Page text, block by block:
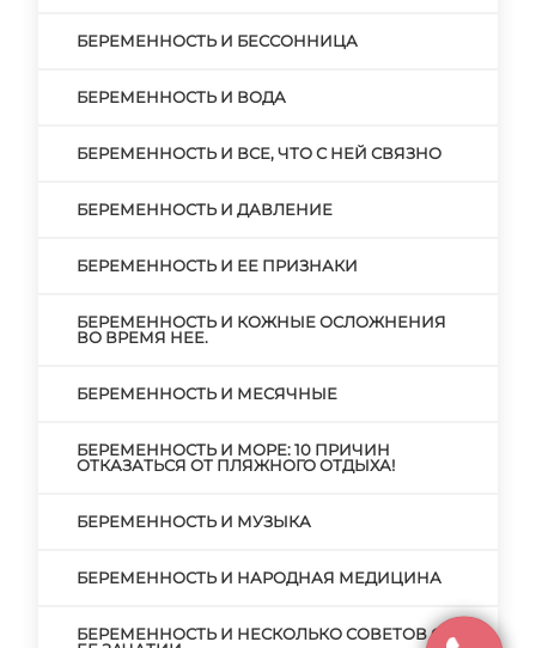
БЕРЕМЕННОСТЬ И БЕССОННИЦА
БЕРЕМЕННОСТЬ И ВОДА
БЕРЕМЕННОСТЬ И ВСЕ, ЧТО С НЕЙ СВЯЗНО
БЕРЕМЕННОСТЬ И ДАВЛЕНИЕ
БЕРЕМЕННОСТЬ И ЕЕ ПРИЗНАКИ
БЕРЕМЕННОСТЬ И КОЖНЫЕ ОСЛОЖНЕНИЯ
ВО ВРЕМЯ НЕЕ.
БЕРЕМЕННОСТЬ И МЕСЯЧНЫЕ
БЕРЕМЕННОСТЬ И МОРЕ: 10 ПРИЧИН
ОТКАЗАТЬСЯ ОТ ПЛЯЖНОГО ОТДЫХА!
БЕРЕМЕННОСТЬ И МУЗЫКА
БЕРЕМЕННОСТЬ И НАРОДНАЯ МЕДИЦИНА
БЕРЕМЕННОСТЬ И НЕСКОЛЬКО СОВЕТОВ О